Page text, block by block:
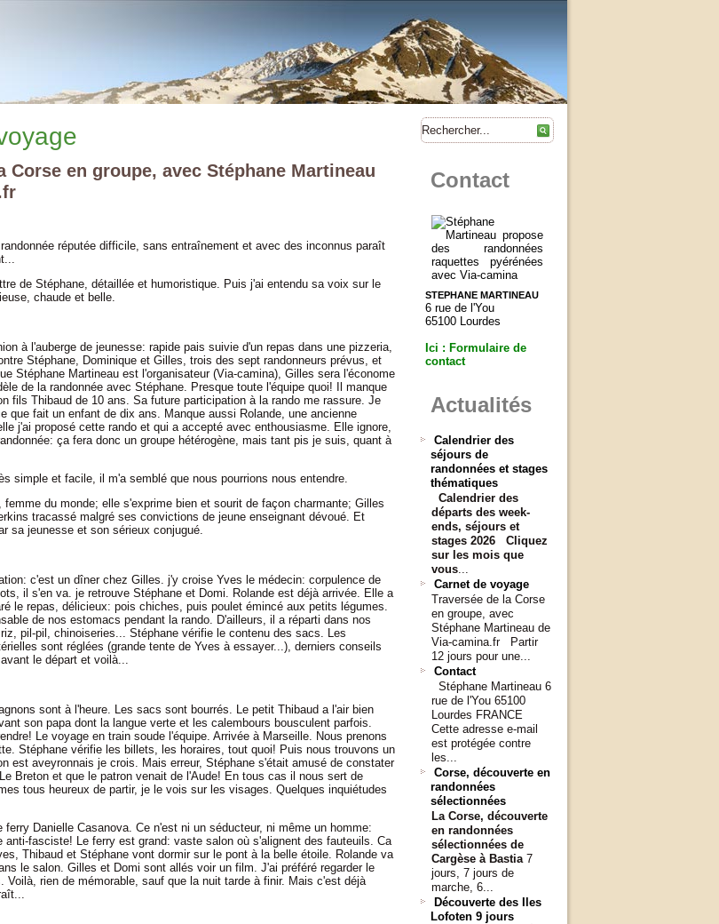
Corse en groupe, avec Stéphane Martineau
réputée difficile, sans entraînement et avec des inconnus paraît
de Stéphane, détaillée et humoristique. Puis j'ai entendu sa voix sur le
chaude et belle.
à l'auberge de jeunesse: rapide pais suivie d'un repas dans une pizzeria,
Stéphane, Dominique et Gilles, trois des sept randonneurs prévus, et
Stéphane Martineau est l'organisateur (Via-camina), Gilles sera l'économe
de la randonnée avec Stéphane. Presque toute l'équipe quoi! Il manque
fils Thibaud de 10 ans. Sa future participation à la rando me rassure. Je
que fait un enfant de dix ans. Manque aussi Rolande, une ancienne
j'ai proposé cette rando et qui a accepté avec enthousiasme. Elle ignore,
ça fera donc un groupe hétérogène, mais tant pis je suis, quant à
simple et facile, il m'a semblé que nous pourrions nous entendre.
femme du monde; elle s'exprime bien et sourit de façon charmante; Gilles
tracassé malgré ses convictions de jeune enseignant dévoué. Et
sa jeunesse et son sérieux conjugué.
c'est un dîner chez Gilles. j'y croise Yves le médecin: corpulence de
il s'en va. je retrouve Stéphane et Domi. Rolande est déjà arrivée. Elle a
le repas, délicieux: pois chiches, puis poulet émincé aux petits légumes.
de nos estomacs pendant la rando. D'ailleurs, il a réparti dans nos
pil-pil, chinoiseries... Stéphane vérifie le contenu des sacs. Les
sont réglées (grande tente de Yves à essayer...), derniers conseils
le départ et voilà...
sont à l'heure. Les sacs sont bourrés. Le petit Thibaud a l'air bien
son papa dont la langue verte et les calembours bousculent parfois.
Le voyage en train soude l'équipe. Arrivée à Marseille. Nous prenons
Stéphane vérifie les billets, les horaires, tout quoi! Puis nous trouvons un
est aveyronnais je crois. Mais erreur, Stéphane s'était amusé de constater
Breton et que le patron venait de l'Aude! En tous cas il nous sert de
tous heureux de partir, je le vois sur les visages. Quelques inquiétudes
ferry Danielle Casanova. Ce n'est ni un séducteur, ni même un homme:
anti-fasciste! Le ferry est grand: vaste salon où s'alignent des fauteuils. Ca
Thibaud et Stéphane vont dormir sur le pont à la belle étoile. Rolande va
le salon. Gilles et Domi sont allés voir un film. J'ai préféré regarder le
Voilà, rien de mémorable, sauf que la nuit tarde à finir. Mais c'est déjà
Contact
STEPHANE MARTINEAU
6 rue de l'You
65100 Lourdes
Ici : Formulaire de
contact
Actualités
Calendrier des
séjours de
randonnées et stages
thématiques
Calendrier des
départs des week-
ends, séjours et
stages 2026
Cliquez
sur les mois que
vous...
Carnet de voyage
Traversée de la Corse
en groupe, avec
Stéphane Martineau de
Via-camina.fr Partir
12 jours pour une...
Contact
Stéphane Martineau 6
rue de l'You 65100
Lourdes FRANCE
Cette adresse e-mail
est protégée contre
les...
Corse, découverte en
randonnées
sélectionnées
La Corse, découverte
en randonnées
sélectionnées de
Cargèse à Bastia7
jours, 7 jours de
marche, 6...
Découverte des Iles
Lofoten 9 jours